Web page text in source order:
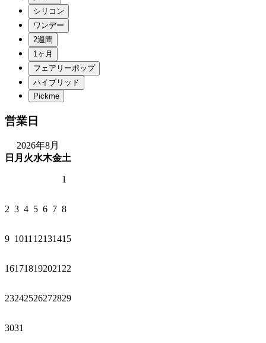
営業日
2026年8月
日 月 火水木金土
1
2 3 4 5 6 7 8
9 1011 12131415
161718192021 22
23242526272829
3031